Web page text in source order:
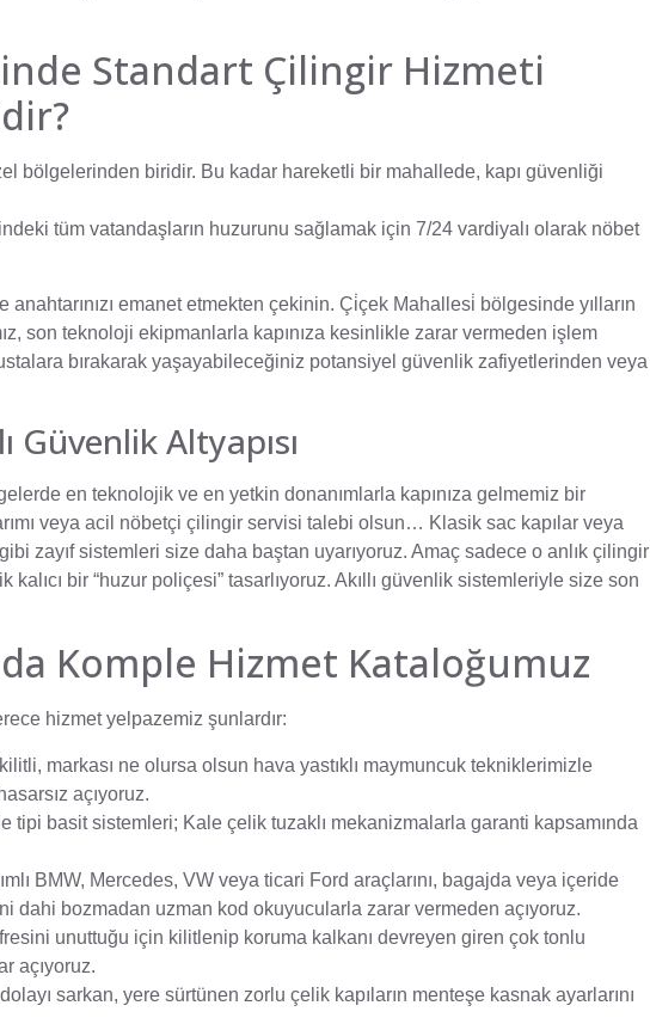
Standart Çilingir Hizmeti
bölgelerinden biridir. Bu kadar hareketli bir mahallede, kapı güvenliği
tüm vatandaşların huzurunu sağlamak için 7/24 vardiyalı olarak nöbet
emanet etmekten çekinin. Çi̇çek Mahallesi̇ bölgesinde yılların
son teknoloji ekipmanlarla kapınıza kesinlikle zarar vermeden işlem
bırakarak yaşayabileceğiniz potansiyel güvenlik zafiyetlerinden veya
Güvenlik Altyapısı
en teknolojik ve en yetkin donanımlarla kapınıza gelmemiz bir
veya acil nöbetçi çilingir servisi talebi olsun… Klasik sac kapılar veya
zayıf sistemleri size daha baştan uyarıyoruz. Amaç sadece o anlık çilingir
bir “huzur poliçesi” tasarlıyoruz. Akıllı güvenlik sistemleriyle size son
Komple Hizmet Kataloğumuz
hizmet yelpazemiz şunlardır:
markası ne olursa olsun hava yastıklı maymuncuk tekniklerimizle
açıyoruz.
tipi basit sistemleri; Kale çelik tuzaklı mekanizmalarla garanti kapsamında
BMW, Mercedes, VW veya ticari Ford araçlarını, bagajda veya içeride
dahi bozmadan uzman kod okuyucularla zarar vermeden açıyoruz.
unuttuğu için kilitlenip koruma kalkanı devreyen giren çok tonlu
açıyoruz.
sarkan, yere sürtünen zorlu çelik kapıların menteşe kasnak ayarlarını